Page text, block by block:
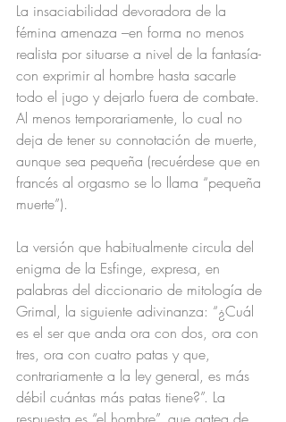
La insaciabilidad devoradora de la
fémina amenaza –en forma no menos
realista por situarse a nivel de la fantasía-
con exprimir al hombre hasta sacarle
todo el jugo y dejarlo fuera de combate.
Al menos temporariamente, lo cual no
deja de tener su connotación de muerte,
aunque sea pequeña (recuérdese que en
francés al orgasmo se lo llama “pequeña
muerte”).
La versión que habitualmente circula del
enigma de la Esfinge, expresa, en
palabras del diccionario de mitología de
Grimal, la siguiente adivinanza: “¿Cuál
es el ser que anda ora con dos, ora con
tres, ora con cuatro patas y que,
contrariamente a la ley general, es más
débil cuántas más patas tiene?”. La